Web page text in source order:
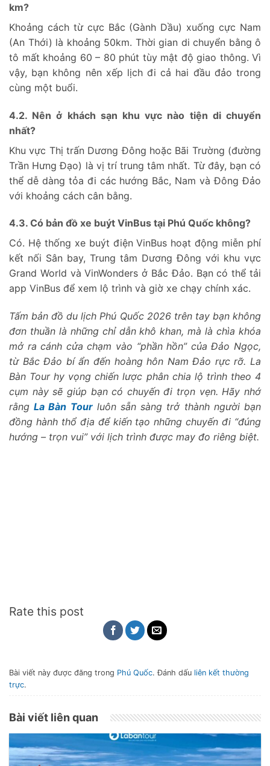
km?
Khoảng cách từ cực Bắc (Gành Dầu) xuống cực Nam
(An Thới) là khoảng 50km. Thời gian di chuyển bằng ô
tô mất khoảng 60 – 80 phút tùy mật độ giao thông. Vì
vậy, bạn không nên xếp lịch đi cả hai đầu đảo trong
cùng một buổi.
4.2. Nên ở khách sạn khu vực nào tiện di chuyển
nhất?
Khu vực Thị trấn Dương Đông hoặc Bãi Trường (đường
Trần Hưng Đạo) là vị trí trung tâm nhất. Từ đây, bạn có
thể dễ dàng tỏa đi các hướng Bắc, Nam và Đông Đảo
với khoảng cách cân bằng.
4.3. Có bản đồ xe buýt VinBus tại Phú Quốc không?
Có. Hệ thống xe buýt điện VinBus hoạt động miễn phí
kết nối Sân bay, Trung tâm Dương Đông với khu vực
Grand World và VinWonders ở Bắc Đảo. Bạn có thể tải
app VinBus để xem lộ trình và giờ xe chạy chính xác.
Tấm bản đồ du lịch Phú Quốc 2026 trên tay bạn không
đơn thuần là những chỉ dẫn khô khan, mà là chìa khóa
mở ra cánh cửa chạm vào “phần hồn” của Đảo Ngọc,
từ Bắc Đảo bí ẩn đến hoàng hôn Nam Đảo rực rỡ. La
Bàn Tour hy vọng chiến lược phân chia lộ trình theo 4
cụm này sẽ giúp bạn có chuyến đi trọn vẹn. Hãy nhớ
rằngLa Bàn Tourluôn sẵn sàng trở thành người bạn
đồng hành thổ địa để kiến tạo những chuyến đi “đúng
hướng – trọn vui” với lịch trình được may đo riêng biệt.
Rate this post
Bài viết này được đăng trong Phú Quốc. Đánh dấu liên kết thường
trực.
Bài viết liên quan